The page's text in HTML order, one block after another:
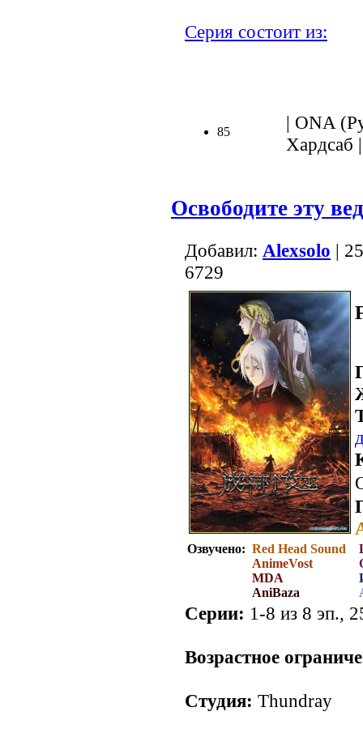
Серия состоит из:
85
| ONA
Хардсаб
Освободите эту
Добавил: Alexsolo |
6729
Озвучено: Red Head Sound
AnimeVost
MDA
AniBaza
Серии: 1-8 из 8 эп.,
Возрастное
Студия: Thundray